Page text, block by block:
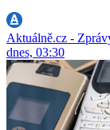
Aktuálně.cz -
dnes, 03:30